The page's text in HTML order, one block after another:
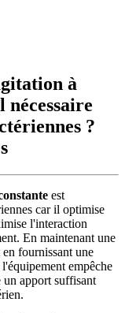
à
nécessaire
?
est
car il optimise
l'interaction
En maintenant une
fournissant une
empêche
un apport suffisant